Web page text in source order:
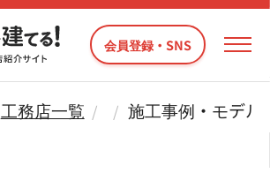
会員登録・SNS
工務店一覧 施工事例・モデル